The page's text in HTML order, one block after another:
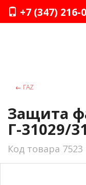
+7 (347) 216-
← ГАZ
Защита
Г-31029/
Код товара 7523